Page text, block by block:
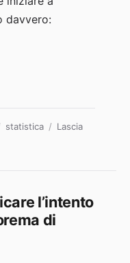
davvero:
Categorie
statistica
Lascia
l’intento
di